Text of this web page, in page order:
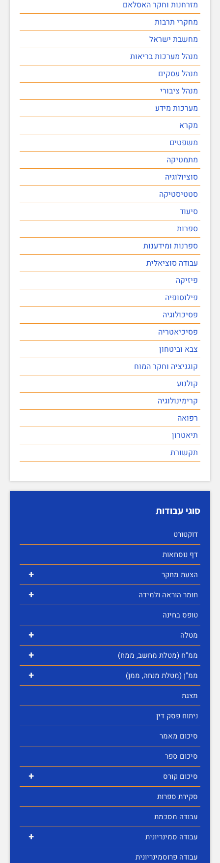
מזרחנות וחקר האסלאם
מחקרי תרבות
מחשבת ישראל
מנהל מערכות בריאות
מנהל עסקים
מנהל ציבורי
מערכות מידע
מקרא
משפטים
מתמטיקה
סוציולוגיה
סטטיסטיקה
סיעוד
ספרות
ספרנות ומידענות
עבודה סוציאלית
פיזיקה
פילוסופיה
פסיכולוגיה
פסיכיאטריה
צבא וביטחון
קוגניציה וחקר המוח
קולנוע
קרימינולוגיה
רפואה
תיאטרון
תקשורת
סוגי עבודות
דוקטורט
דף נוסחאות
+ הצעת מחקר
+
חומר הוראה ולמידה
טופס בחינה
+ מטלה
+ ממ"ח (מטלת מחשב, ממח)
+
ממ"ן (מטלת מנחה, ממן)
מצגת
ניתוח פסק דין
סיכום מאמר
סיכום ספר
+
סיכום קורס
סקירת ספרות
עבודה מסכמת
+
עבודה סמינריונית
עבודה פרוסמינריונית